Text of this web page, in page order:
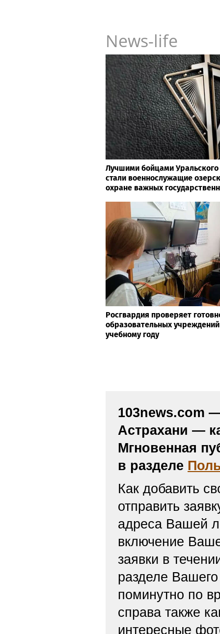
News-life
Лучшими бойцами Уральского
стали военнослужащие
охране важных
Росгвардия проверяет
образовательных
учебному году
103news.com
Астрахани —
Мгновенная
в разделе
Как добавить
отправить
адреса Вашей
включение
заявки в
разделе
поминутно по
справа также
интересные